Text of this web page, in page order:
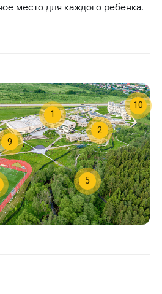
место для каждого ребенка.
1
2
5
9
10